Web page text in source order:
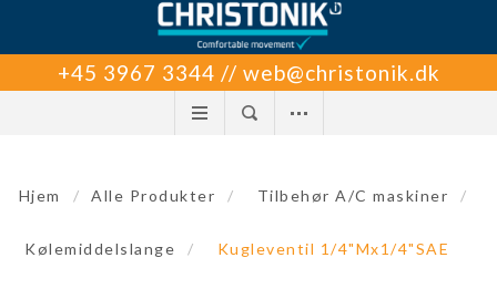
+45 3967 3344 // web@christonik.dk
Hjem / Alle Produkter / Tilbehør A/C maskiner /
Kølemiddelslange / Kugleventil 1/4"Mx1/4"SAE